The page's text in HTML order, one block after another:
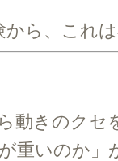
ら、これ
動きのクセ
重いのか」